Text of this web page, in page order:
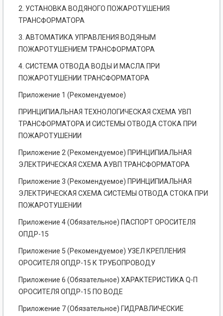
2. УСТАНОВКА ВОДЯНОГО ПОЖАРОТУШЕНИЯ
ТРАНСФОРМАТОРА
3. АВТОМАТИКА УПРАВЛЕНИЯ ВОДЯНЫМ
ПОЖАРОТУШЕНИЕМ ТРАНСФОРМАТОРА
4. СИСТЕМА ОТВОДА ВОДЫ И МАСЛА ПРИ
ПОЖАРОТУШЕНИИ ТРАНСФОРМАТОРА
Приложение 1 (Рекомендуемое)
ПРИНЦИПИАЛЬНАЯ ТЕХНОЛОГИЧЕСКАЯ СХЕМА УВП
ТРАНСФОРМАТОРА И СИСТЕМЫ ОТВОДА СТОКА ПРИ
ПОЖАРОТУШЕНИИ
Приложение 2 (Рекомендуемое) ПРИНЦИПИАЛЬНАЯ
ЭЛЕКТРИЧЕСКАЯ СХЕМА АУВП ТРАНСФОРМАТОРА
Приложение 3 (Рекомендуемое) ПРИНЦИПИАЛЬНАЯ
ЭЛЕКТРИЧЕСКАЯ СХЕМА СИСТЕМЫ ОТВОДА СТОКА ПРИ
ПОЖАРОТУШЕНИИ
Приложение 4 (Обязательное) ПАСПОРТ ОРОСИТЕЛЯ
ОПДР-15
Приложение 5 (Рекомендуемое) УЗЕЛ КРЕПЛЕНИЯ
ОРОСИТЕЛЯ ОПДР-15 К ТРУБОПРОВОДУ
Приложение 6 (Обязательное) ХАРАКТЕРИСТИКА Q-П
ОРОСИТЕЛЯ ОПДР-15 ПО ВОДЕ
Приложение 7 (Обязательное) ГИДРАВЛИЧЕСКИЕ